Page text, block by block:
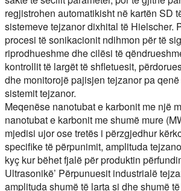
regjistrohen automatikisht në kartën SD
sistemeve tejzanor dixhital të Hielscher.
procesi të sonikacionit ndihmon për të
riprodhueshme dhe cilësi të
kontrollit të largët të shfletuesit,
dhe monitorojë pajisjen tejzanor pa
sistemit tejzanor.
Meqenëse nanotubat e karbonit me një
nanotubat e karbonit me shumë mure
mjedisi ujor ose tretës i përzgjedhur
specifike të përpunimit, amplituda
kyç kur bëhet fjalë për produktin
Ultrasonikë’ Përpunuesit industrialë
amplituda shumë të larta si dhe shumë